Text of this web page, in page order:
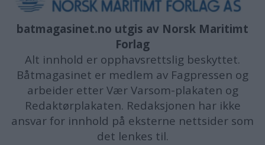
batmagasinet.no utgis av Norsk Maritimt
Forlag
Alt innhold er opphavsrettslig beskyttet.
Båtmagasinet er medlem av Fagpressen og
arbeider etter Vær Varsom-plakaten og
Redaktørplakaten. Redaksjonen har ikke
ansvar for innhold på eksterne nettsider som
det lenkes til.